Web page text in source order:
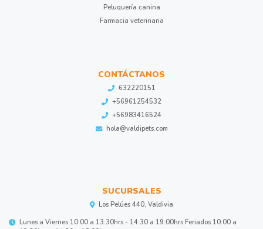
Peluquería canina
Farmacia veterinaria
CONTÁCTANOS
632220151
+56961254532
+56983416524
hola@valdipets.com
SUCURSALES
Los Pelúes 440, Valdivia
Lunes a Viernes 10:00 a 13:30hrs - 14:30 a 19:00hrs Feriados 10:00 a